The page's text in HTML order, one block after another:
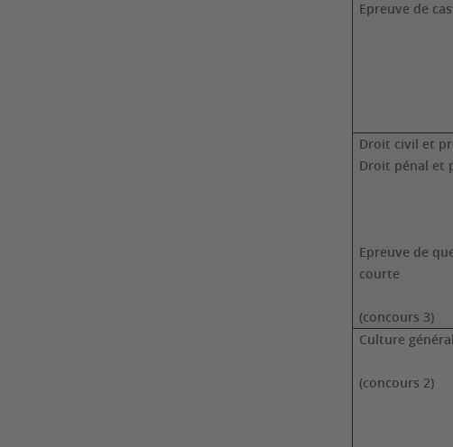
Epreuve de
Droit civil et
Droit pénal et
Epreuve de
courte
(concours 3)
Culture
(concours 2)